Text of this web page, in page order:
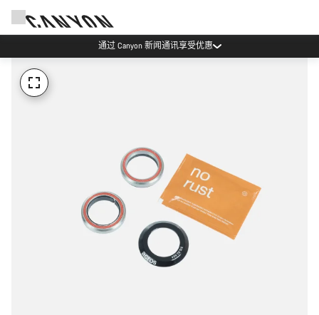
通过 Canyon 新闻通讯享受优惠